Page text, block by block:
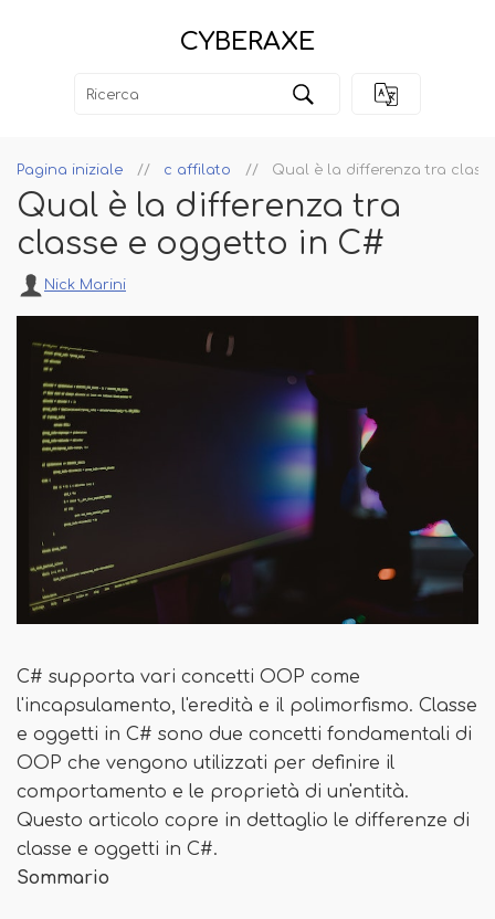
CYBERAXE
Pagina iniziale c affilato Qual è la differenza tra
Qual è la differenza tra
classe e oggetto in C#
Nick Marini
C# supporta vari concetti OOP come
l'incapsulamento, l'eredità e il polimorfismo. Classe
e oggetti in C# sono due concetti fondamentali di
OOP che vengono utilizzati per definire il
comportamento e le proprietà di un'entità.
Questo articolo copre in dettaglio le differenze di
classe e oggetti in C#.
Sommario